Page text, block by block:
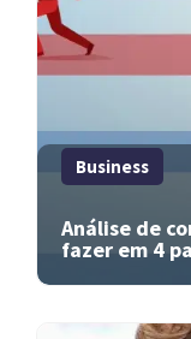
Business
Análise de
fazer em 4